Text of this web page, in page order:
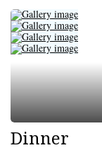
Dinner